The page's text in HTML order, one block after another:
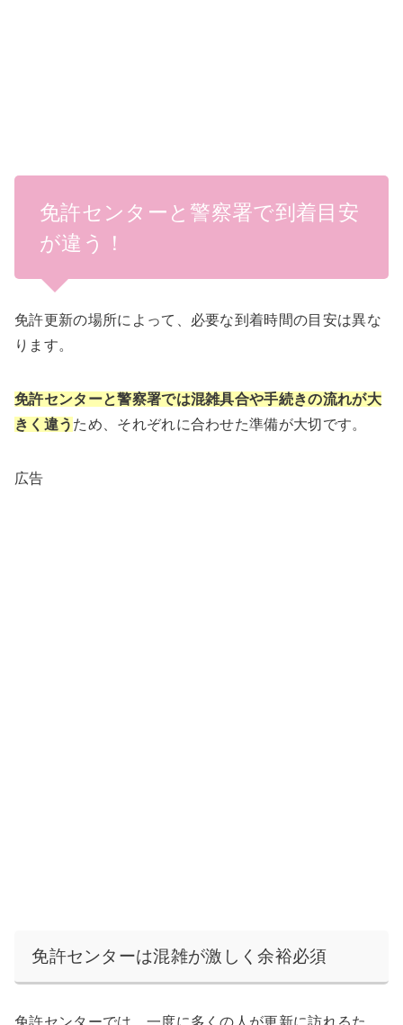
免許センターと警察署で到着目安
が違う！
免許更新の場所によって、必要な到着時間の目安は異な
ります。
免許センターと警察署では混雑具合や手続きの流れが大
きく違う ため、それぞれに合わせた準備が大切です。
広告
免許センターは混雑が激しく余裕必須
免許センターでは、一度に多くの人が更新に訪れるた